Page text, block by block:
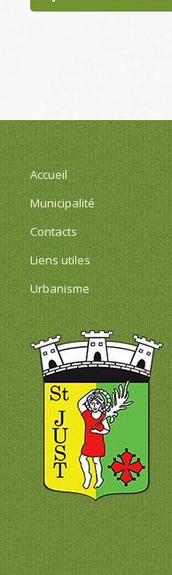
Accueil
Municipalité
Contacts
Liens utiles
Urbanisme